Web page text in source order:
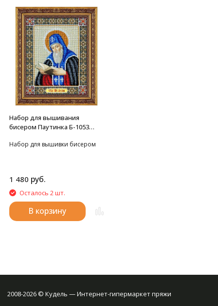
Набор для вышивания
бисером Паутинка Б-1053
Арсений, 20*25 см
Набор для вышивки бисером
1 480 руб.
Осталось 2 шт.
В корзину
2008-2026 © Кудель — Интернет-гипермаркет пряжи